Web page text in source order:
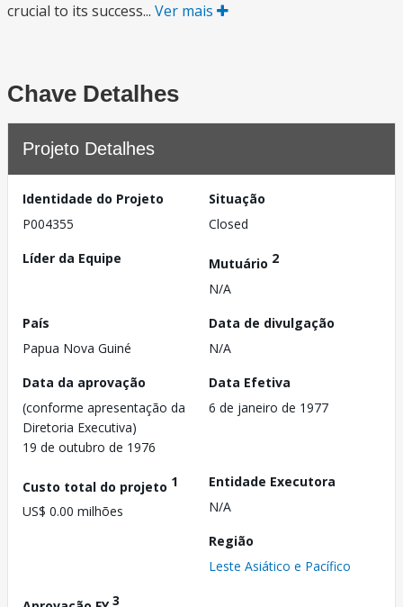
crucial to its success... Ver mais
Chave Detalhes
Projeto Detalhes
Identidade do Projeto
P004355
Situação
Closed
Líder da Equipe
Mutuário 2
N/A
País
Papua Nova Guiné
Data de divulgação
N/A
Data da aprovação
(conforme apresentação da
Diretoria Executiva)
19 de outubro de 1976
Data Efetiva
6 de janeiro de 1977
Custo total do projeto 1
US$ 0.00 milhões
Entidade Executora
N/A
Região
Leste Asiático e Pacífico
3